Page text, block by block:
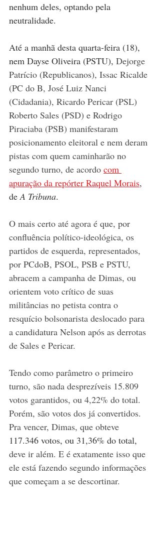
nenhum deles, optando pela
neutralidade.
Até a manhã desta quarta-feira (18),
nem Dayse Oliveira (PSTU), Dejorge
Patrício (Republicanos), Issac Ricalde
(PC do B, José Luiz Nanci
(Cidadania), Ricardo Pericar (PSL)
Roberto Sales (PSD) e Rodrigo
Piraciaba (PSB) manifestaram
posicionamento eleitoral e nem deram
pistas com quem caminharão no
segundo turno, de acordo com
apuração da repórter Raquel Morais,
de A Tribuna.
O mais certo até agora é que, por
confluência político-ideológica, os
partidos de esquerda, representados,
por PCdoB, PSOL, PSB e PSTU,
abracem a campanha de Dimas, ou
orientem voto crítico de suas
militâncias no petista contra o
resquício bolsonarista deslocado para
a candidatura Nelson após as derrotas
de Sales e Pericar.
Tendo como parâmetro o primeiro
turno, são nada desprezíveis 15.809
votos garantidos, ou 4,22% do total.
Porém, são votos dos já convertidos.
Pra vencer, Dimas, que obteve
117.346 votos, ou 31,36% do total,
deve ir além. E é exatamente isso que
ele está fazendo segundo informações
que começam a se descortinar.